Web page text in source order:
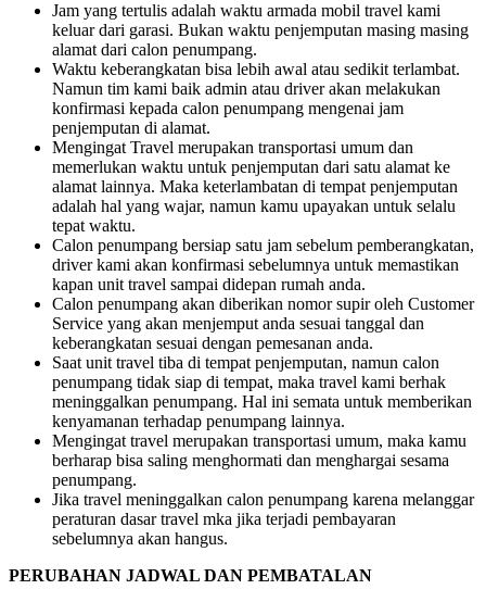
Jam yang tertulis adalah waktu armada mobil travel kami
keluar dari garasi. Bukan waktu penjemputan masing masing
alamat dari calon penumpang.
Waktu keberangkatan bisa lebih awal atau sedikit terlambat.
Namun tim kami baik admin atau driver akan melakukan
konfirmasi kepada calon penumpang mengenai jam
penjemputan di alamat.
Mengingat Travel merupakan transportasi umum dan
memerlukan waktu untuk penjemputan dari satu alamat ke
alamat lainnya. Maka keterlambatan di tempat penjemputan
adalah hal yang wajar, namun kamu upayakan untuk selalu
tepat waktu.
Calon penumpang bersiap satu jam sebelum pemberangkatan,
driver kami akan konfirmasi sebelumnya untuk memastikan
kapan unit travel sampai didepan rumah anda.
Calon penumpang akan diberikan nomor supir oleh Customer
Service yang akan menjemput anda sesuai tanggal dan
keberangkatan sesuai dengan pemesanan anda.
Saat unit travel tiba di tempat penjemputan, namun calon
penumpang tidak siap di tempat, maka travel kami berhak
meninggalkan penumpang. Hal ini semata untuk memberikan
kenyamanan terhadap penumpang lainnya.
Mengingat travel merupakan transportasi umum, maka kamu
berharap bisa saling menghormati dan menghargai sesama
penumpang.
Jika travel meninggalkan calon penumpang karena melanggar
peraturan dasar travel mka jika terjadi pembayaran
sebelumnya akan hangus.
PERUBAHAN JADWAL DAN PEMBATALAN